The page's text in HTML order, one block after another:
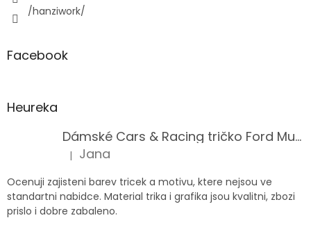
/hanziwork/
Facebook
Heureka
Dámské Cars & Racing tričko Ford Mustang 5. generace
Hodnocení produktu je 5 z 5 hvězdiček.
| Jana
Ocenuji zajisteni barev tricek a motivu, ktere nejsou ve
standartni nabidce. Material trika i grafika jsou kvalitni, zbozi
prislo i dobre zabaleno.